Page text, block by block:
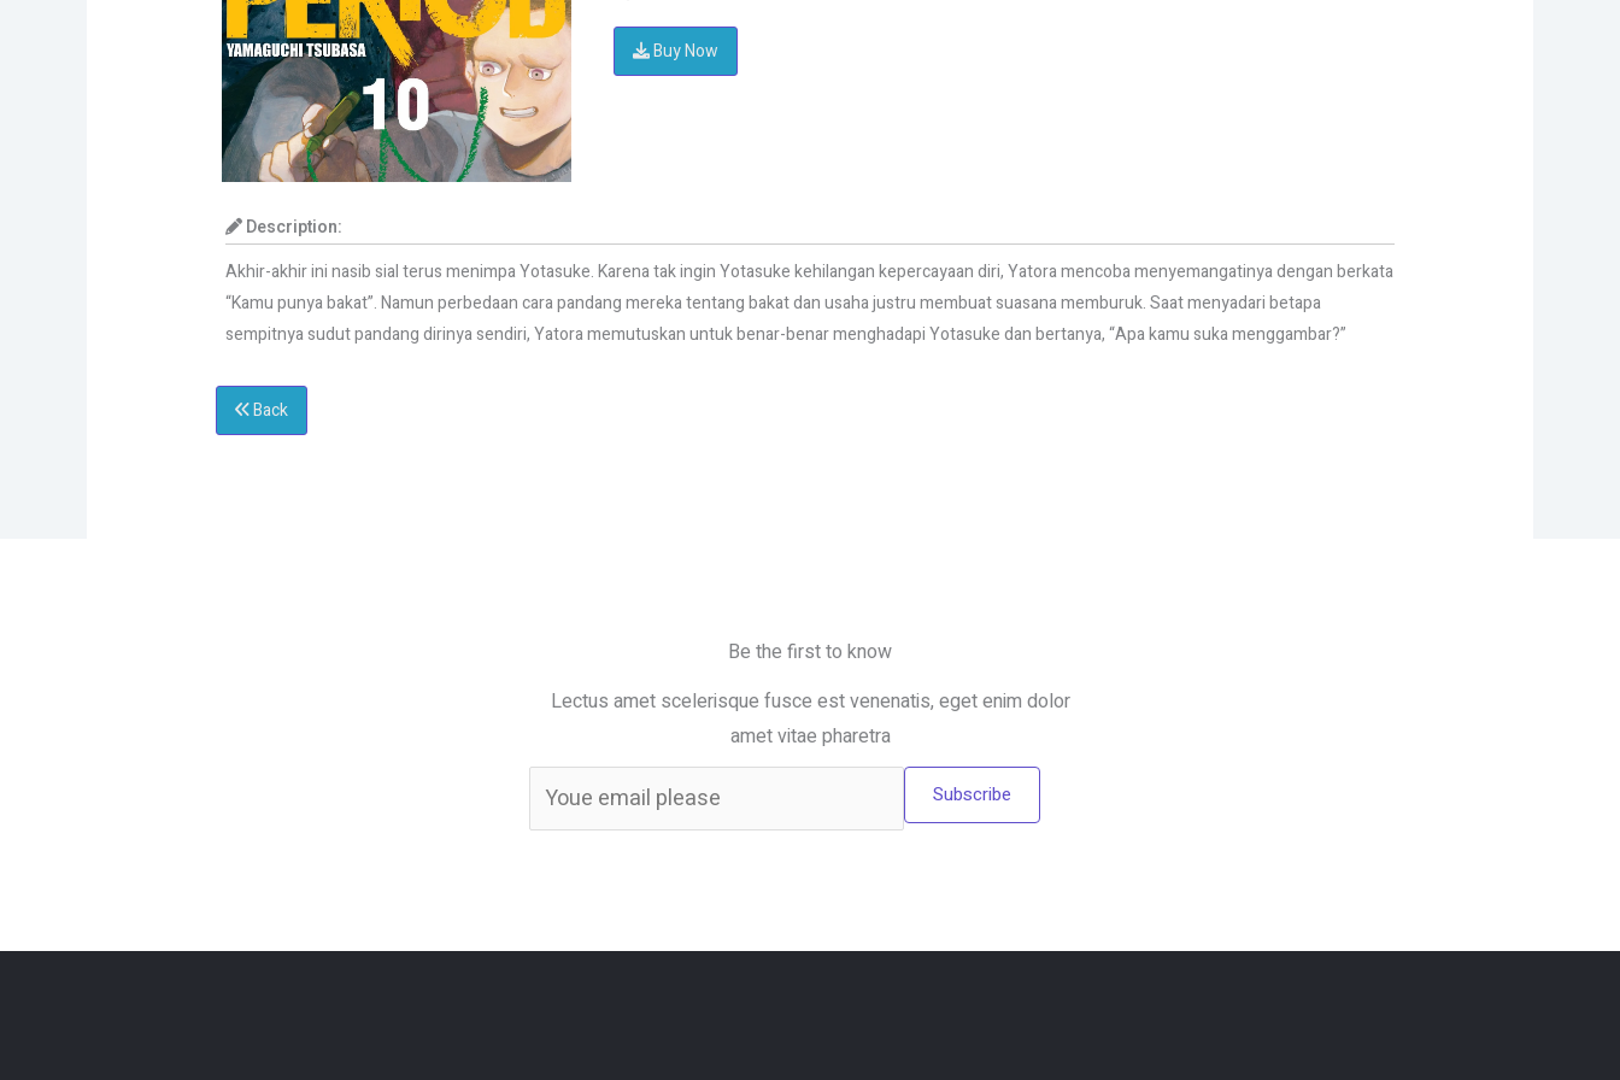
Buy Now
Description:
Akhir-akhir ini nasib sial terus menimpa Yotasuke. Karena tak ingin Yotasuke kehilangan kepercayaan diri, Yatora mencoba menyemangatinya dengan berkata
“Kamu punya bakat”. Namun perbedaan cara pandang mereka tentang bakat dan usaha justru membuat suasana memburuk. Saat menyadari betapa
sempitnya sudut pandang dirinya sendiri, Yatora memutuskan untuk benar-benar menghadapi Yotasuke dan bertanya, “Apa kamu suka menggambar?”
Back
Be the first to know
Lectus amet scelerisque fusce est venenatis, eget enim dolor
amet vitae pharetra
Subscribe